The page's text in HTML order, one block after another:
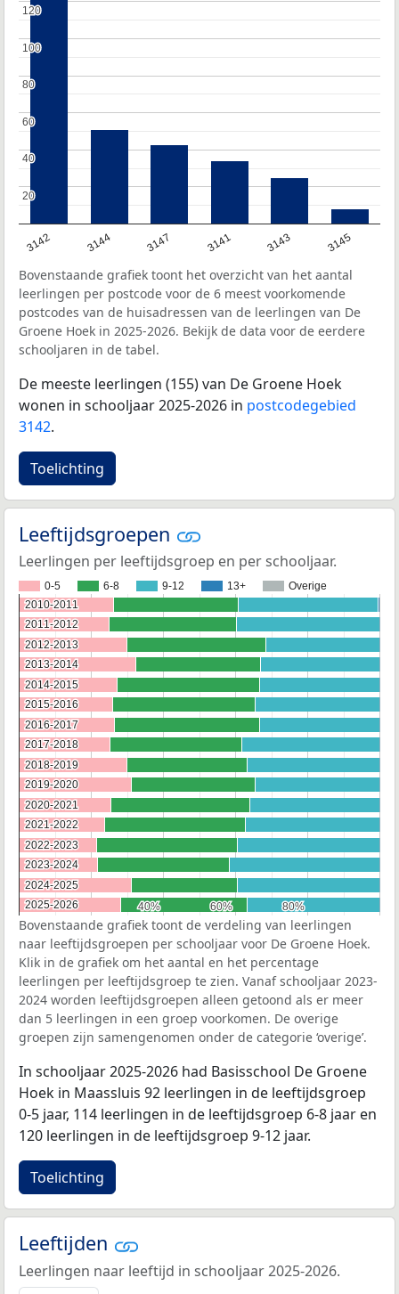
3142 3144 3147 3141 3143 3145
20
20
40
40
60
60
80
80
100
100
120
120
Bovenstaande grafiek toont het overzicht van het aantal
leerlingen per postcode voor de 6 meest voorkomende
postcodes van de huisadressen van de leerlingen van De
Groene Hoek in 2025-2026. Bekijk de data voor de eerdere
schooljaren in de tabel.
De meeste leerlingen (155) van De Groene Hoek
wonen in schooljaar 2025-2026 in postcodegebied
3142.
Toelichting
Leeftijdsgroepen
Leerlingen per leeftijdsgroep en per schooljaar.
0-5 6-8 9-12 13+ Overige
40%
40% 60%
60% 80%
80%
2010-2011
2010-2011
2011-2012
2011-2012
2012-2013
2012-2013
2013-2014
2013-2014
2014-2015
2014-2015
2015-2016
2015-2016
2016-2017
2016-2017
2017-2018
2017-2018
2018-2019
2018-2019
2019-2020
2019-2020
2020-2021
2020-2021
2021-2022
2021-2022
2022-2023
2022-2023
2023-2024
2023-2024
2024-2025
2024-2025
2025-2026
2025-2026
Bovenstaande grafiek toont de verdeling van leerlingen
naar leeftijdsgroepen per schooljaar voor De Groene Hoek.
Klik in de grafiek om het aantal en het percentage
leerlingen per leeftijdsgroep te zien. Vanaf schooljaar 2023-
2024 worden leeftijdsgroepen alleen getoond als er meer
dan 5 leerlingen in een groep voorkomen. De overige
groepen zijn samengenomen onder de categorie ‘overige’.
In schooljaar 2025-2026 had Basisschool De Groene
Hoek in Maassluis 92 leerlingen in de leeftijdsgroep
0-5 jaar, 114 leerlingen in de leeftijdsgroep 6-8 jaar en
120 leerlingen in de leeftijdsgroep 9-12 jaar.
Toelichting
Leeftijden
Leerlingen naar leeftijd in schooljaar 2025-2026.